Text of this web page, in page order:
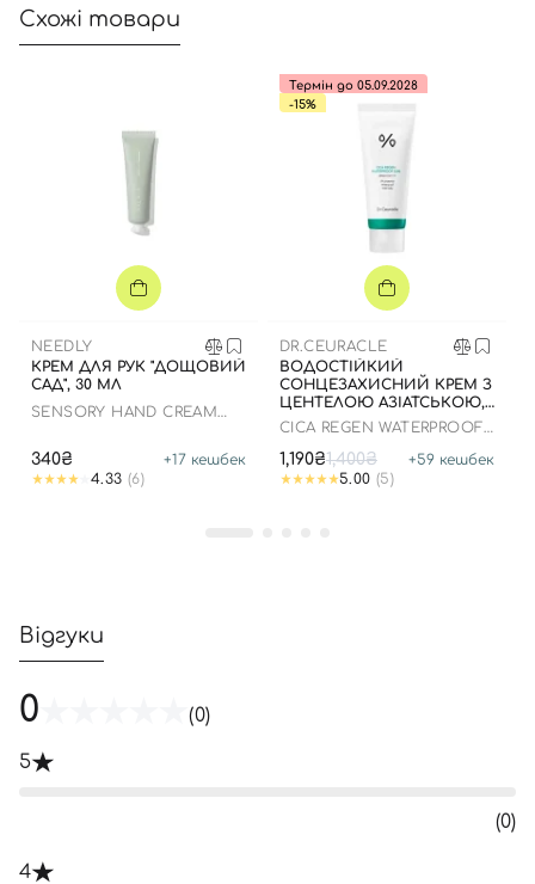
Схожі товари
NEEDLY
КРЕМ ДЛЯ РУК "ДОЩОВИЙ
САД", 30 МЛ
SENSORY HAND CREAM
340₴ +17 кешбек
4.33 (6)
Термін до 05.09.2028
-15%
DR.CEURACLE
ВОДОСТІЙКИЙ
СОНЦЕЗАХИСНИЙ КРЕМ З
ЦЕНТЕЛОЮ АЗІАТСЬКОЮ,
100 МЛ ДО 05.09.2028
CICA REGEN WATERPROOF
1,190₴1,400₴ +59 кешбек
5.00 (5)
Відгуки
0 (0)
5
(0)
4